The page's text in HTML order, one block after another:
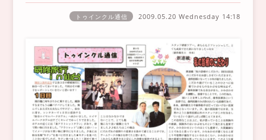
トゥインクル通信 2009.05.20 Wednesday 14:18